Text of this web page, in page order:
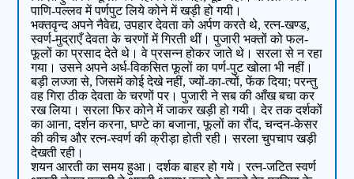
पाणि-पल्लव में पर्णपुट लिये कोने में खड़ी हो गयी।
भक्तवृन्द अपने नैवेद्य, उपहार देवता को अर्पण करते थे, रत्न-खण्ड,
स्वर्ण-मुद्राएँ देवता के चरणों में गिरती थीं। पुजारी भक्तों को फल-
फूलों का प्रसाद देते थे। वे प्रसन्न होकर जाते थे। सरला से न रहा
गया। उसने अपने अर्ध-विकसित फूलों का पर्ण-पुट खोला भी नहीं।
बड़ी लज्जा से, जिसमें कोई देखे नहीं, ज्यों-का-त्यों, फेंक दिया; परन्तु
वह गिरा ठीक देवता के चरणों पर। पुजारी ने सब की आँख बचा कर
रख लिया। सरला फिर कोने में जाकर खड़ी हो गयी। देर तक दर्शकों
का आना, दर्शन करना, घण्टे का बजाना, फूलों का रौंद, चन्दन-केसर
की कीच और रत्न-स्वर्ण की क्रीड़ा होती रही। सरला चुपचाप खड़ी
देखती रही।
शयन आरती का समय हुआ। दर्शक बाहर हो गये। रत्न-जटित स्वर्ण